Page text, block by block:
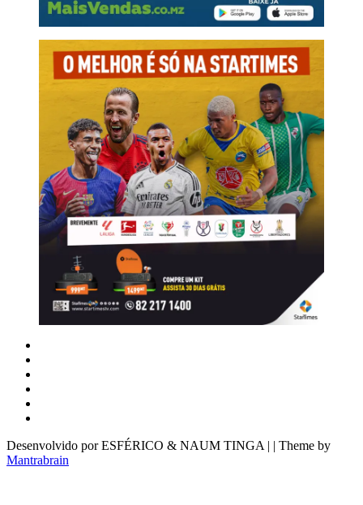
Desenvolvido por ESFÉRICO & NAUM TINGA | | Theme by
Mantrabrain